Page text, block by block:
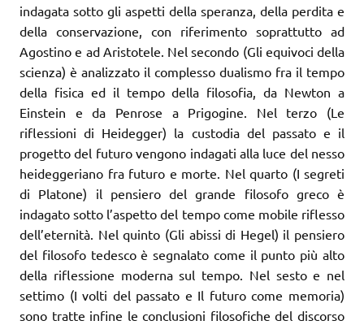
indagata sotto gli aspetti della speranza, della perdita e
della conservazione, con riferimento soprattutto ad
Agostino e ad Aristotele. Nel secondo (Gli equivoci della
scienza) è analizzato il complesso dualismo fra il tempo
della fisica ed il tempo della filosofia, da Newton a
Einstein e da Penrose a Prigogine. Nel terzo (Le
riflessioni di Heidegger) la custodia del passato e il
progetto del futuro vengono indagati alla luce del nesso
heideggeriano fra futuro e morte. Nel quarto (I segreti
di Platone) il pensiero del grande filosofo greco è
indagato sotto l’aspetto del tempo come mobile riflesso
dell’eternità. Nel quinto (Gli abissi di Hegel) il pensiero
del filosofo tedesco è segnalato come il punto più alto
della riflessione moderna sul tempo. Nel sesto e nel
settimo (I volti del passato e Il futuro come memoria)
sono tratte infine le conclusioni filosofiche del discorso